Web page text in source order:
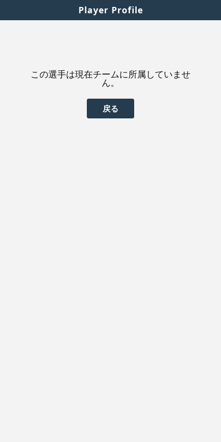
Player Profile
この選手は現在チームに所属していませ
ん。
戻る